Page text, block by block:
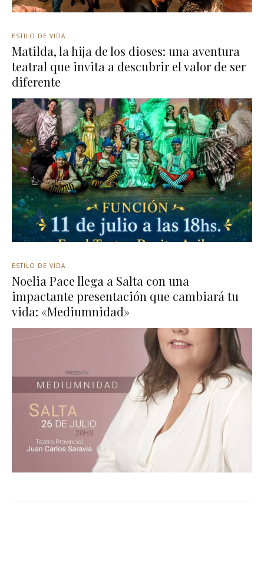
ESTILO DE VIDA
Matilda, la hija de los dioses: una aventura
teatral que invita a descubrir el valor de ser
diferente
ESTILO DE VIDA
Noelia Pace llega a Salta con una
impactante presentación que cambiará tu
vida: «Mediumnidad»